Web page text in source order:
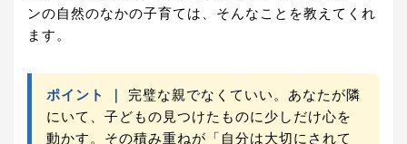
ンの自然のなかの子育ては、そんなことを教えてくれ
ます。
ポイント ｜ 完璧な親でなくていい。あなたが隣
にいて、子どもの見つけたものに少しだけ心を
動かす。その積み重ねが「自分は大切にされて